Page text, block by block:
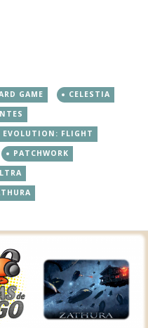
GAME
CELESTIA
EVOLUTION: FLIGHT
PATCHWORK